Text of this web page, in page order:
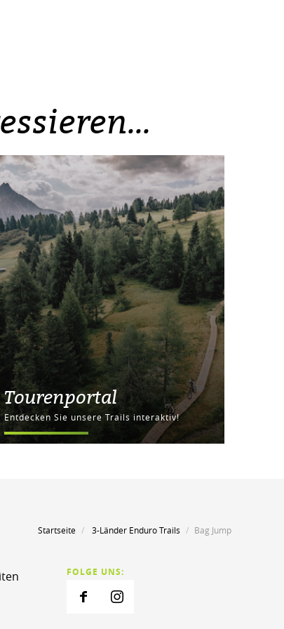
Tourenportal
Entdecken Sie unsere Trails interaktiv!
Startseite 3-Länder Enduro Trails Bag Jump
FOLGE UNS: